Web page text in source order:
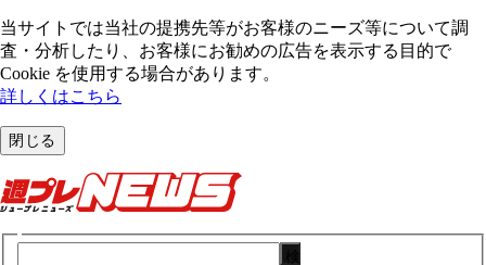
当サイトでは当社の提携先等がお客様のニーズ等について調
査・分析したり、お客様にお勧めの広告を表⽰する⽬的で
Cookie を使⽤する場合があります。
詳しくはこちら
閉じる